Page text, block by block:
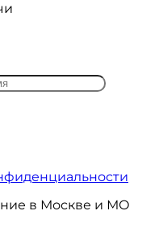
в Москве и МО